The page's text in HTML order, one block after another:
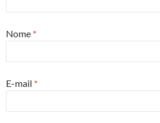
Nome *
E-mail *